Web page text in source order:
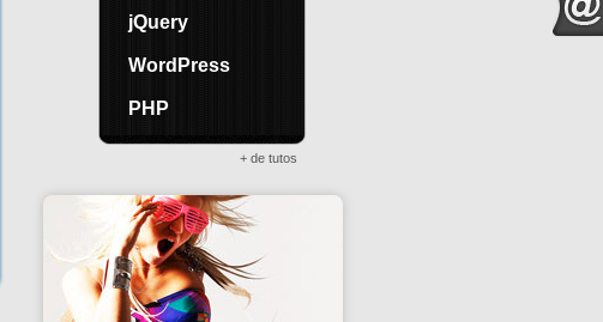
jQuery
WordPress
PHP
+ de tutos